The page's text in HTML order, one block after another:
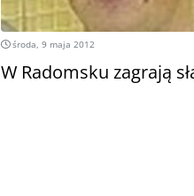
środa, 9 maja 2012
W Radomsku zagrają